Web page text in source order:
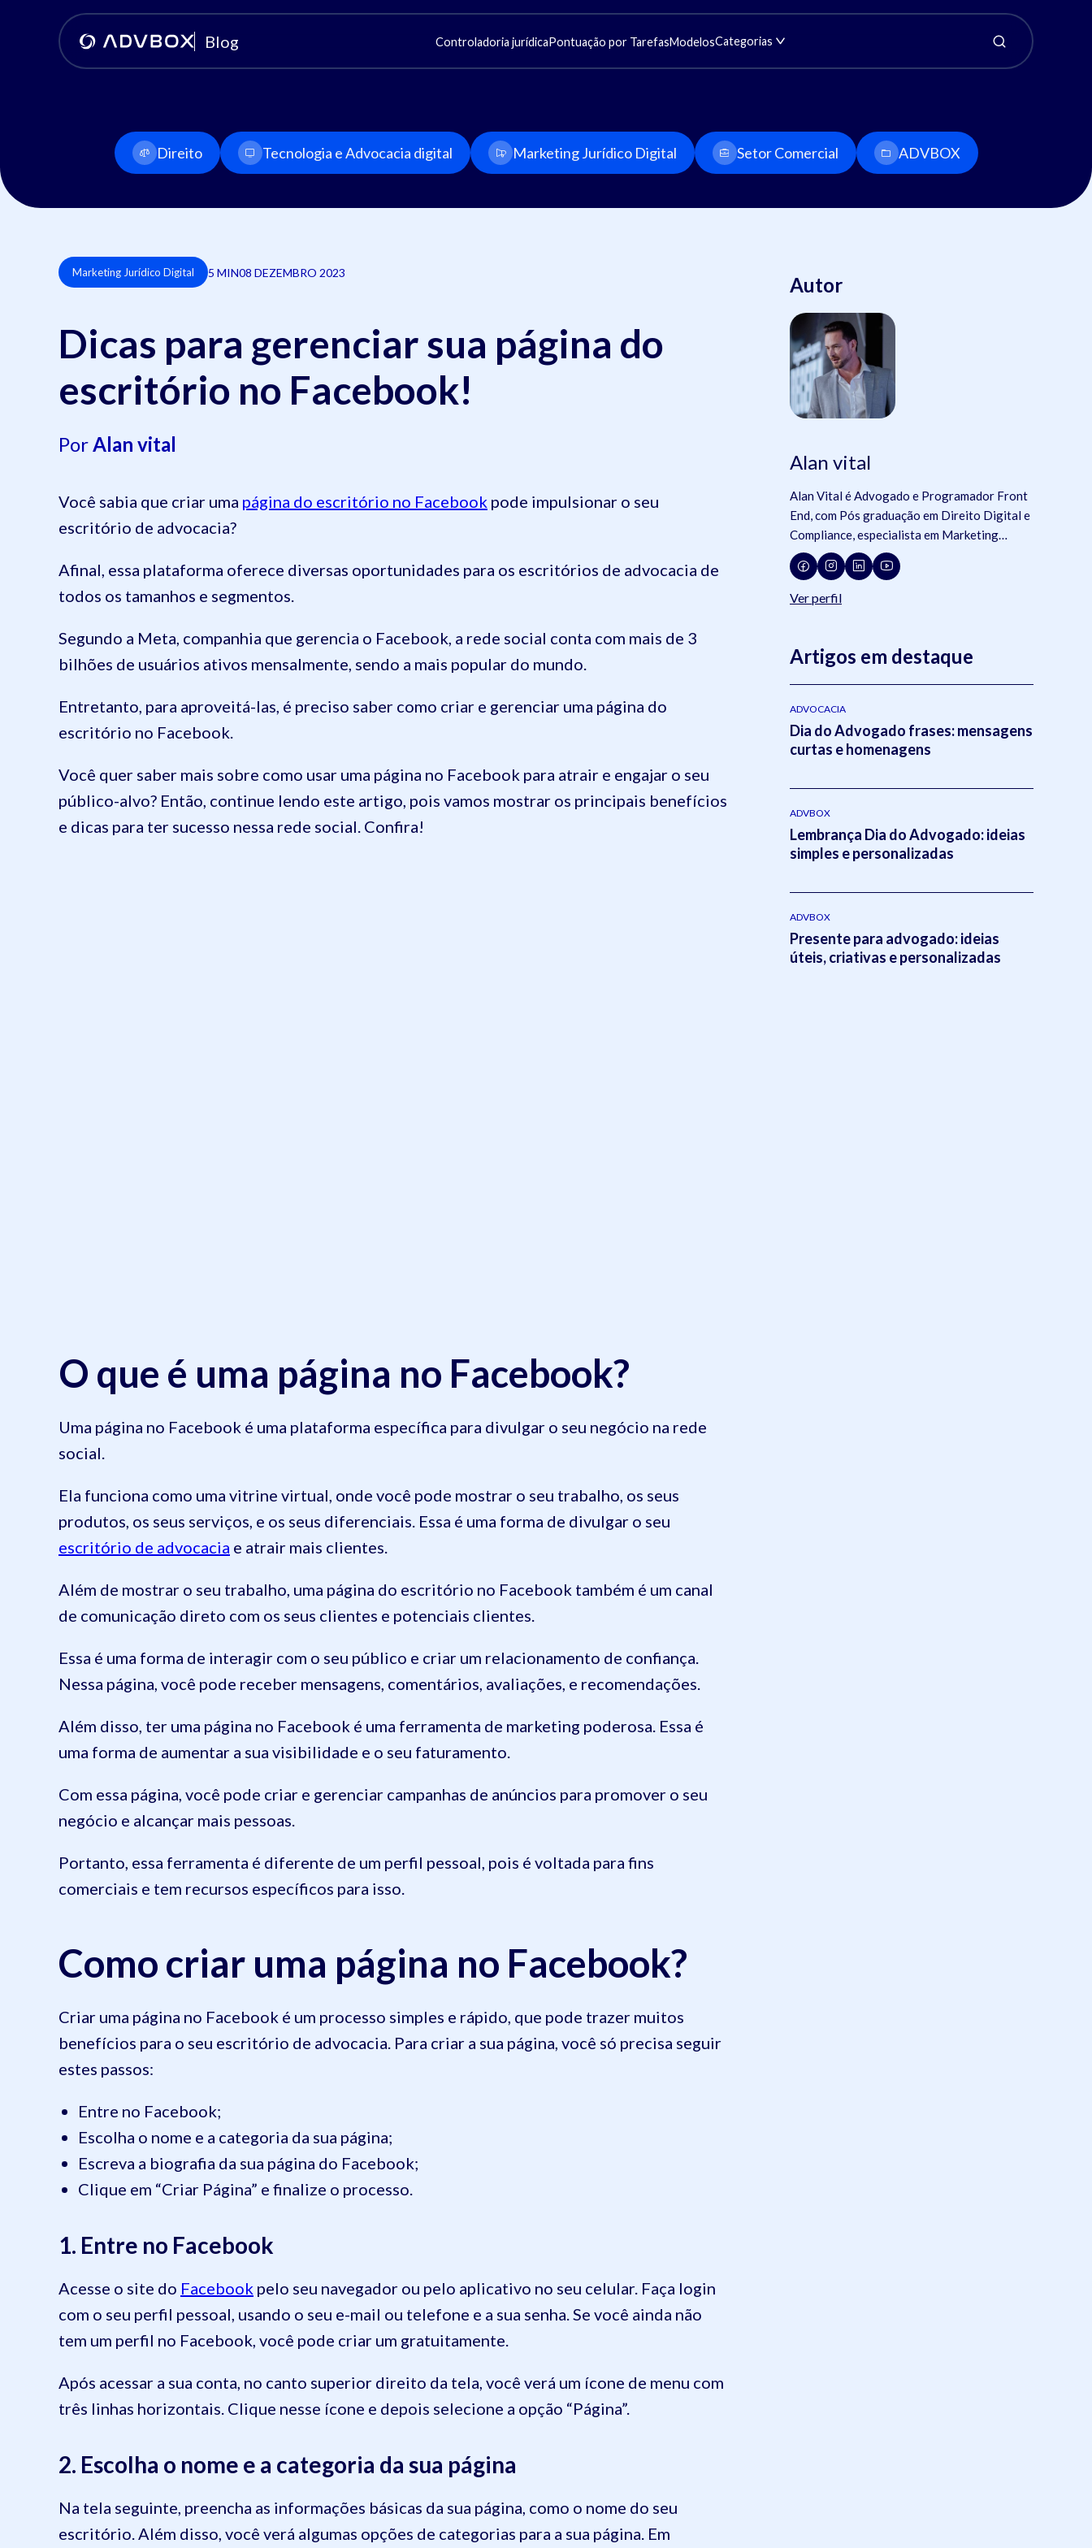
Blog Controladoria jurídicaPontuação por TarefasModelosCategorias
Direito Tecnologia e Advocacia digital Marketing Jurídico Digital Setor Comercial ADVBOX
Marketing Jurídico Digital 5 MIN08 DEZEMBRO 2023
Dicas para gerenciar sua página do
escritório no Facebook!
PorAlan vital
Você sabia que criar uma página do escritório no Facebook pode impulsionar o seu
escritório de advocacia?
Afinal, essa plataforma oferece diversas oportunidades para os escritórios de advocacia de
todos os tamanhos e segmentos.
Segundo a Meta, companhia que gerencia o Facebook, a rede social conta com mais de 3
bilhões de usuários ativos mensalmente, sendo a mais popular do mundo.
Entretanto, para aproveitá-las, é preciso saber como criar e gerenciar uma página do
escritório no Facebook.
Você quer saber mais sobre como usar uma página no Facebook para atrair e engajar o seu
público-alvo? Então, continue lendo este artigo, pois vamos mostrar os principais benefícios
e dicas para ter sucesso nessa rede social. Confira!
O que é uma página no Facebook?
Uma página no Facebook é uma plataforma específica para divulgar o seu negócio na rede
social.
Ela funciona como uma vitrine virtual, onde você pode mostrar o seu trabalho, os seus
produtos, os seus serviços, e os seus diferenciais. Essa é uma forma de divulgar o seu
escritório de advocacia e atrair mais clientes.
Além de mostrar o seu trabalho, uma página do escritório no Facebook também é um canal
de comunicação direto com os seus clientes e potenciais clientes.
Essa é uma forma de interagir com o seu público e criar um relacionamento de confiança.
Nessa página, você pode receber mensagens, comentários, avaliações, e recomendações.
Além disso, ter uma página no Facebook é uma ferramenta de marketing poderosa. Essa é
uma forma de aumentar a sua visibilidade e o seu faturamento.
Com essa página, você pode criar e gerenciar campanhas de anúncios para promover o seu
negócio e alcançar mais pessoas.
Portanto, essa ferramenta é diferente de um perfil pessoal, pois é voltada para fins
comerciais e tem recursos específicos para isso.
Como criar uma página no Facebook?
Criar uma página no Facebook é um processo simples e rápido, que pode trazer muitos
benefícios para o seu escritório de advocacia. Para criar a sua página, você só precisa seguir
estes passos:
Entre no Facebook;
Escolha o nome e a categoria da sua página;
Escreva a biografia da sua página do Facebook;
Clique em “Criar Página” e finalize o processo.
1. Entre no Facebook
Acesse o site do Facebook pelo seu navegador ou pelo aplicativo no seu celular. Faça login
com o seu perfil pessoal, usando o seu e-mail ou telefone e a sua senha. Se você ainda não
tem um perfil no Facebook, você pode criar um gratuitamente.
Após acessar a sua conta, no canto superior direito da tela, você verá um ícone de menu com
três linhas horizontais. Clique nesse ícone e depois selecione a opção “Página”.
2. Escolha o nome e a categoria da sua página
Na tela seguinte, preencha as informações básicas da sua página, como o nome do seu
escritório. Além disso, você verá algumas opções de categorias para a sua página. Em
Autor
Alan vital
Alan Vital é Advogado e Programador Front
End, com Pós graduação em Direito Digital e
Compliance, especialista em Marketing
Jurídico e Gestão de Escritórios Digitais,
além de membro de comissões da OAB e da
Jovem Advocacia. Consultor da ADVBOX.
Ver perfil
Artigos em destaque
ADVOCACIA
Dia do Advogado frases: mensagens
curtas e homenagens
ADVBOX
Lembrança Dia do Advogado: ideias
simples e personalizadas
ADVBOX
Presente para advogado: ideias
úteis, criativas e personalizadas